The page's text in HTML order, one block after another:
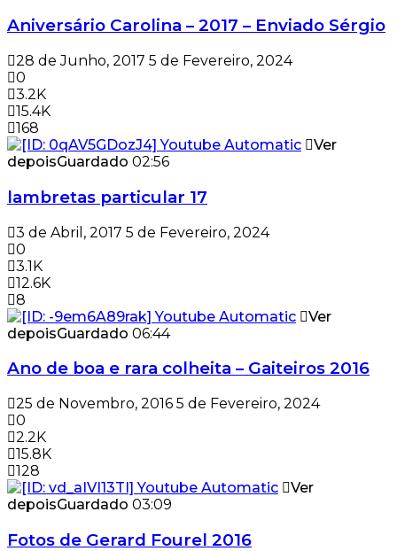
Aniversário Carolina – 2017 – Enviado Sérgio
28 de Junho, 2017 5 de Fevereiro, 2024
0
3.2K
15.4K
168
Ver
depoisGuardado 02:56
lambretas particular 17
3 de Abril, 2017 5 de Fevereiro, 2024
0
3.1K
12.6K
8
Ver
depoisGuardado 06:44
Ano de boa e rara colheita – Gaiteiros 2016
25 de Novembro, 2016 5 de Fevereiro, 2024
0
2.2K
15.8K
128
Ver
depoisGuardado 03:09
Fotos de Gerard Fourel 2016